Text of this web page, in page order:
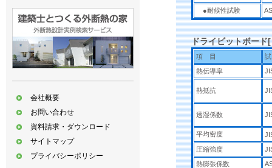
●耐候性試験
ドライビットボード
項 目
熱伝導率
熱抵抗
透湿係数
平均密度
圧縮強度
熱膨張係数
会社概要
お問い合わせ
資料請求・ダウンロード
サイトマップ
プライバシーポリシー